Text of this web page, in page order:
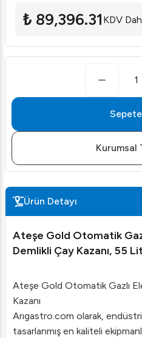
₺ 89,396.31 KDV
1
Kurumsal
Ürün Detayı
Ateşe Gold Otomatik
Demlikli Çay Kazanı, 55
Ateşe Gold Otomatik Gazlı
Kazanı
Arıgastro.com olarak,
tasarlanmış en kaliteli